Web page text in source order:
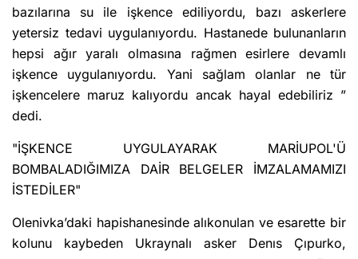
bazılarına su ile işkence ediliyordu, bazı askerlere
yetersiz tedavi uygulanıyordu. Hastanede bulunanların
hepsi ağır yaralı olmasına rağmen esirlere devamlı
işkence uygulanıyordu. Yani sağlam olanlar ne tür
işkencelere maruz kalıyordu ancak hayal edebiliriz ”
dedi.
"İŞKENCE UYGULAYARAK MARİUPOL'Ü
BOMBALADIĞIMIZA DAİR BELGELER İMZALAMAMIZI
İSTEDİLER"
Olenivka’daki hapishanesinde alıkonulan ve esarette bir
kolunu kaybeden Ukraynalı asker Denıs Çıpurko,